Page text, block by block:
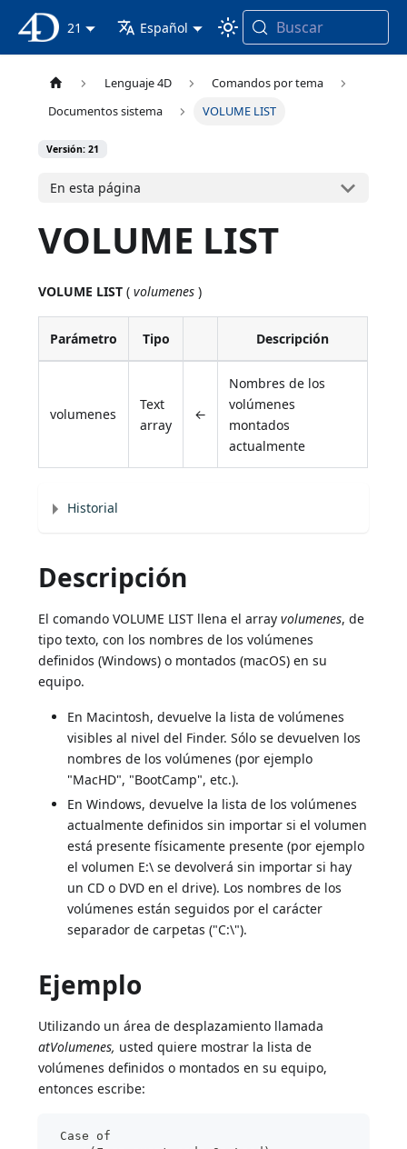
Documentación 4D
21 Español Buscar
Lenguaje 4D
Comandos por tema
Documentos sistema
VOLUME LIST
Versión: 21
En esta página
VOLUME LIST
VOLUME LIST (volumenes )
Parámetro Tipo Descripción
volumenes
Text
array
←
Nombres de los
volúmenes
montados
actualmente
Historial
Descripción
El comando VOLUME LIST llena el arrayvolumenes, de
tipo texto, con los nombres de los volúmenes
definidos (Windows) o montados (macOS) en su
equipo.
En Macintosh, devuelve la lista de volúmenes
visibles al nivel del Finder. Sólo se devuelven los
nombres de los volúmenes (por ejemplo
"MacHD", "BootCamp", etc.).
En Windows, devuelve la lista de los volúmenes
actualmente definidos sin importar si el volumen
está presente físicamente presente (por ejemplo
el volumen E:\ se devolverá sin importar si hay
un CD o DVD en el drive). Los nombres de los
volúmenes están seguidos por el carácter
separador de carpetas ("C:\").
Ejemplo
Utilizando un área de desplazamiento llamada
atVolumenes, usted quiere mostrar la lista de
volúmenes definidos o montados en su equipo,
entonces escribe:
Case of